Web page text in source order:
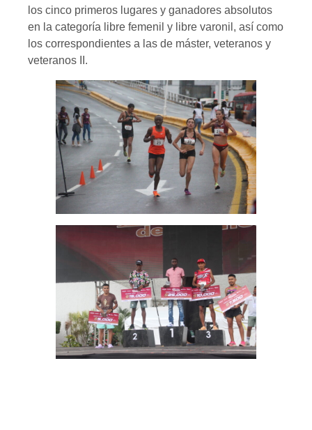
los cinco primeros lugares y ganadores absolutos
en la categoría libre femenil y libre varonil, así como
los correspondientes a las de máster, veteranos y
veteranos II.